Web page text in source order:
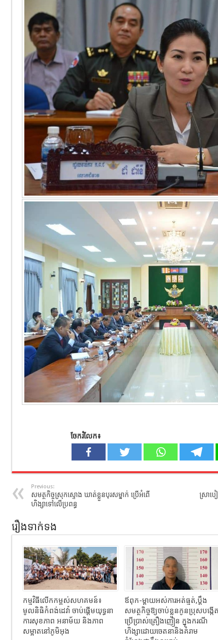
ចែករំលែក៖
Previous:
សមត្ថកិច្ចស្រុកស្ទោង ឃាត់ខ្លួនបុរសម្នាក់ ប្រើអំពើ
ហិង្សាទៅលើប្រពន្ធ
ស្រាបៀ
រឿងទាក់ទង
កម្មវិធីលើកកម្ពស់សហគមន៍៖
មូលនិធិកំពង់ដេវ៉ា ចាប់ផ្តើមយុទ្ធនា
ការសុខភាព អនាម័យ និងភាព
សម្អាតនៅភូមិអុង
ឪពុក-ម្ដាយអស់ការអត់ធ្មត់,ប្ដឹង
សមត្ថកិច្ចឱ្យចាប់ខ្លួនកូនប្រុសបង្កើ
ប្រើប្រាស់គ្រឿងញៀន ក្នុងករណី
ហិង្សាដោយចេតនានិងគំរាម